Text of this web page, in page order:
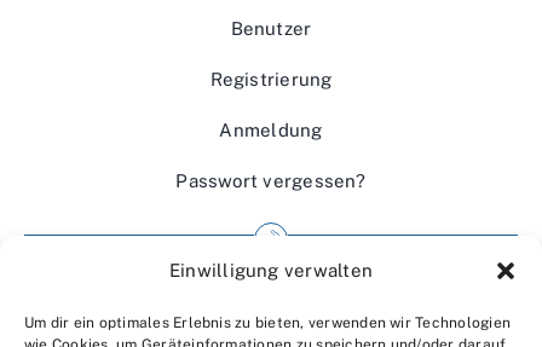
Einwilligung verwalten
Um dir ein optimales Erlebnis zu bieten, verwenden wir Technologien
Benutzer
Registrierung
Anmeldung
Passwort vergessen?
Wir über uns